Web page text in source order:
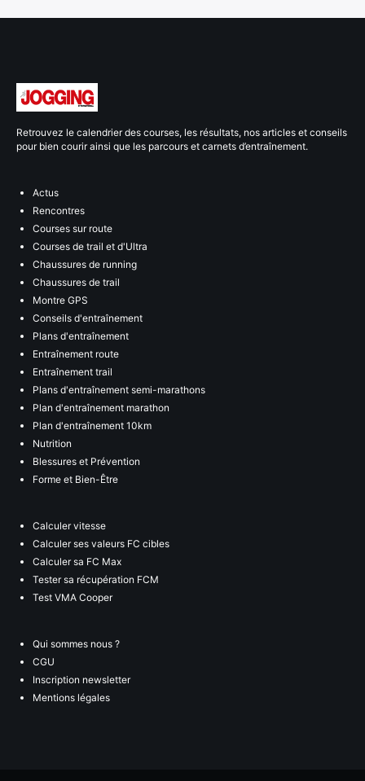
Retrouvez le calendrier des courses, les résultats, nos articles et conseils
pour bien courir ainsi que les parcours et carnets d’entraînement.
Actus
Rencontres
Courses sur route
Courses de trail et d'Ultra
Chaussures de running
Chaussures de trail
Montre GPS
Conseils d'entraînement
Plans d'entraînement
Entraînement route
Entraînement trail
Plans d'entraînement semi-marathons
Plan d'entraînement marathon
Plan d'entraînement 10km
Nutrition
Blessures et Prévention
Forme et Bien-Être
Calculer vitesse
Calculer ses valeurs FC cibles
Calculer sa FC Max
Tester sa récupération FCM
Test VMA Cooper
Qui sommes nous ?
CGU
Inscription newsletter
Mentions légales